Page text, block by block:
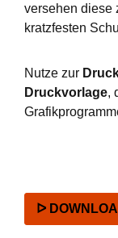
versehen diese
kratzfesten
Nutze zur
Druckvorlage,
ᐅ